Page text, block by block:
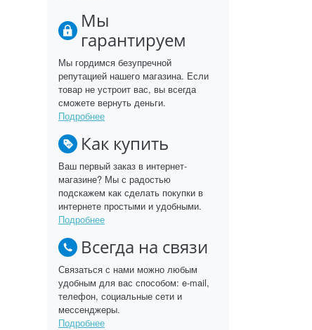
Мы
гарантируем
Мы гордимся безупречной
репутацией нашего магазина. Если
товар не устроит вас, вы всегда
сможете вернуть деньги.
Подробнее
Как купить
Ваш первый заказ в интернет-
магазине? Мы с радостью
подскажем как сделать покупки в
интернете простыми и удобными.
Подробнее
Всегда на связи
Связаться с нами можно любым
удобным для вас способом: e-mail,
телефон, социальные сети и
мессенджеры.
Подробнее